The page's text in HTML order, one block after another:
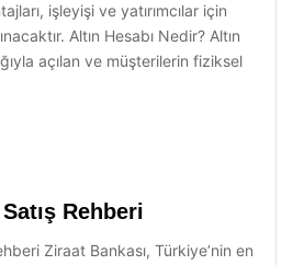
işleyişi ve yatırımcılar için
Altın Hesabı Nedir? Altın
açılan ve müşterilerin fiziksel
Rehberi
Ziraat Bankası, Türkiye’nin en